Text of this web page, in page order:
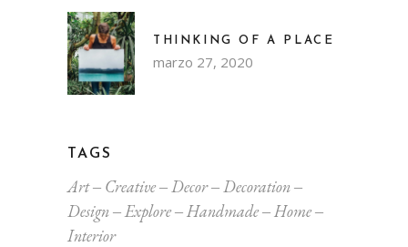
THINKING OF A PLACE
marzo 27, 2020
TAGS
Art Creative Decor
Decoration
Design
Explore Handmade
Home
Interior